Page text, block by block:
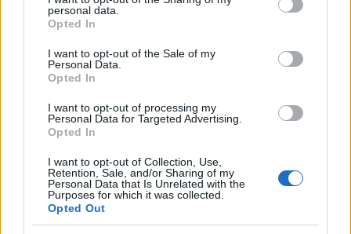
grant or deny consent to Google and its third-party tags to
use your data for below specified purposes in below Google
consent section.
personal data.
Opted In
I want to opt-out of the Sale of my
Personal Data.
Opted In
I want to opt-out of processing my
Personal Data for Targeted Advertising.
Opted In
I want to opt-out of Collection, Use,
Retention, Sale, and/or Sharing of my
Personal Data that Is Unrelated with the
Purposes for which it was collected.
Opted Out